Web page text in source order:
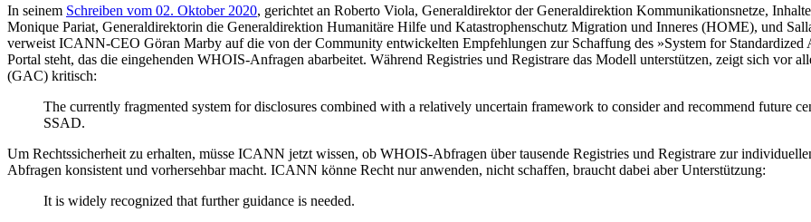
In seinem Schreiben vom 02. Oktober 2020, gerichtet an Roberto Viola, Generaldirektor der Generaldirektion Kommunikationsnetze,
Monique Pariat, Generaldirektorin die Generaldirektion Humanitäre Hilfe und Katastrophenschutz Migration und Inneres (HOME), und
verweist ICANN-CEO Göran Marby auf die von der Community entwickelten Empfehlungen zur Schaffung des »System for Standardized
Portal steht, das die eingehenden WHOIS-Anfragen abarbeitet. Während Registries und Registrare das Modell unterstützen, zeigt sich
(GAC) kritisch:
The currently fragmented system for disclosures combined with a relatively uncertain framework to consider and recommend future
SSAD.
Um Rechtssicherheit zu erhalten, müsse ICANN jetzt wissen, ob WHOIS-Abfragen über tausende Registries und Registrare zur
Abfragen konsistent und vorhersehbar macht. ICANN könne Recht nur anwenden, nicht schaffen, braucht dabei aber Unterstützung:
It is widely recognized that further guidance is needed.